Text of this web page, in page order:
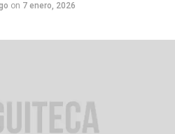
on 7 enero, 2026